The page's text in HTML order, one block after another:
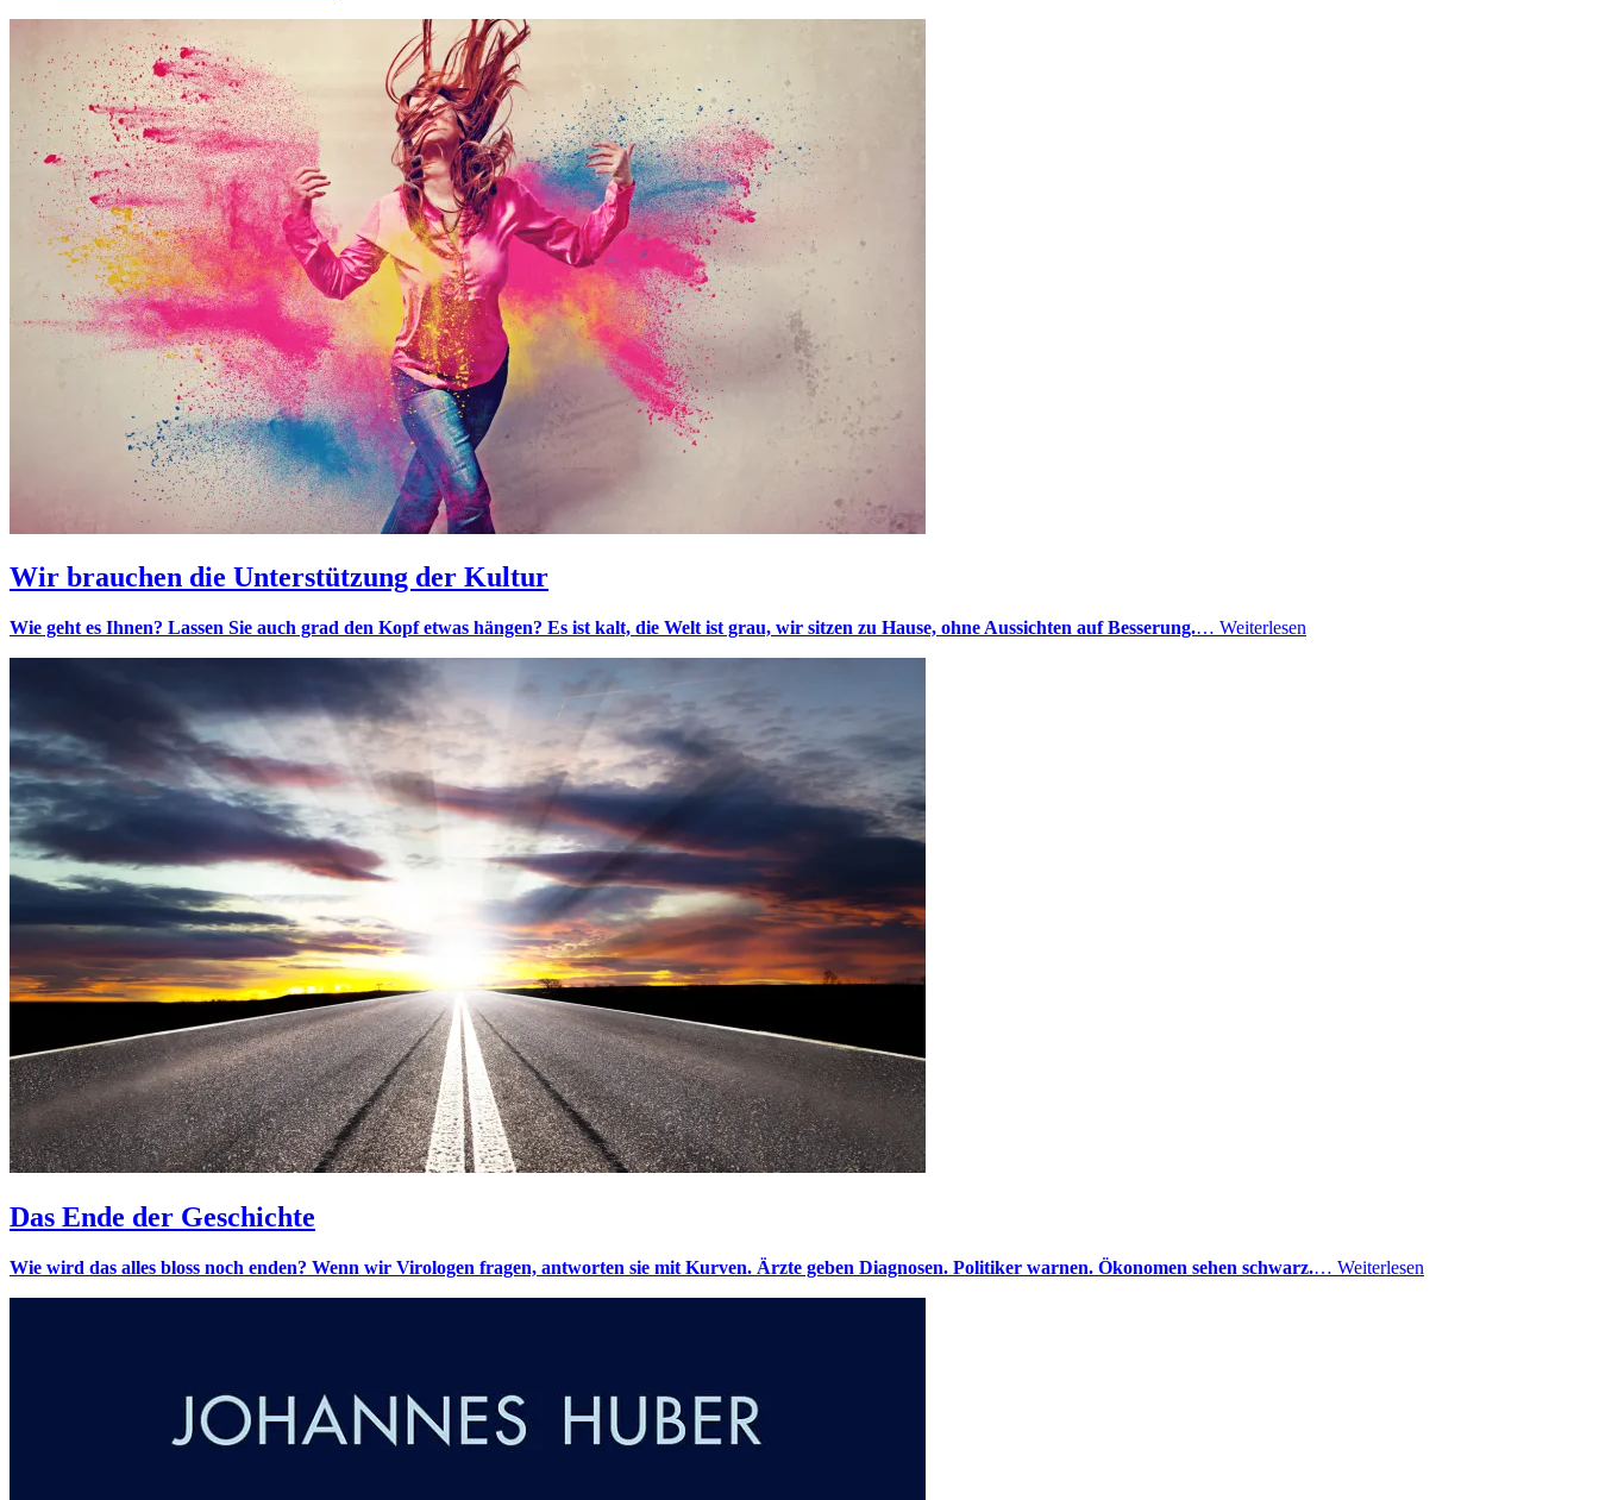
Wir brauchen die Unterstützung der Kultur
Wie geht es Ihnen? Lassen Sie auch grad den Kopf etwas hängen? Es ist kalt, die Welt ist grau, wir sitzen zu Hause, ohne Aussichten auf Besserung.… Weiterlesen
Das Ende der Geschichte
Wie wird das alles bloss noch enden? Wenn wir Virologen fragen, antworten sie mit Kurven. Ärzte geben Diagnosen. Politiker warnen. Ökonomen sehen schwarz.… Weiterlesen